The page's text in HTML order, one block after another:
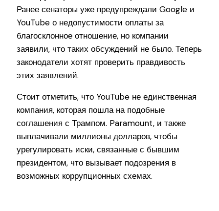
Ранее сенаторы уже предупреждали Google и
YouTube о недопустимости оплаты за
благосклонное отношение, но компании
заявили, что таких обсуждений не было. Теперь
законодатели хотят проверить правдивость
этих заявлений.
Стоит отметить, что YouTube не единственная
компания, которая пошла на подобные
соглашения с Трампом. Paramount, и также
выплачивали миллионы долларов, чтобы
урегулировать иски, связанные с бывшим
президентом, что вызывает подозрения в
возможных коррупционных схемах.